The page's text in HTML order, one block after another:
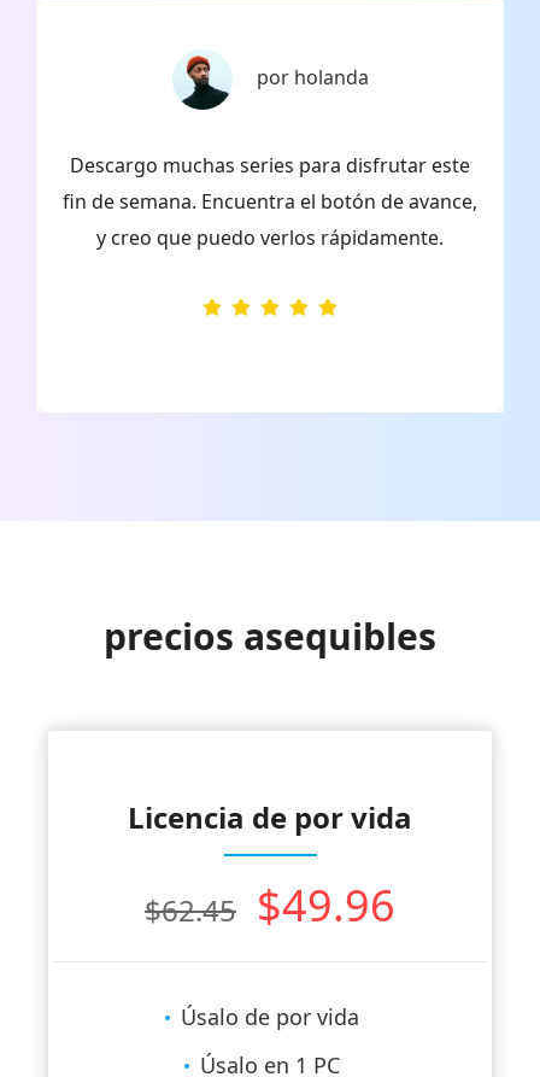
por holanda
Descargo muchas series para disfrutar este
fin de semana. Encuentra el botón de avance,
y creo que puedo verlos rápidamente.
precios asequibles
Licencia de por vida
$62.45 $49.96
Úsalo de por vida
Úsalo en 1 PC